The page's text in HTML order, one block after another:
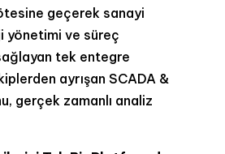
geçerek sanayi
yönetimi ve süreç
tek entegre
ayrışan SCADA &
gerçek zamanlı analiz